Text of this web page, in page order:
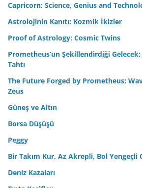
Capricorn: Science, Genius and
Astrolojinin Kanıtı: Kozmik İkizler
Proof of Astrology: Cosmic Twins
Prometheus’un Şekillendirdiği Gelecek:
Tahtı
The Future Forged by Prometheus:
Zeus
Güneş ve Altın
Borsa Düşüşü
Peggy
Bir Takım Kur, Az Akrepli, Bol Yengeçli
Deniz Kazaları